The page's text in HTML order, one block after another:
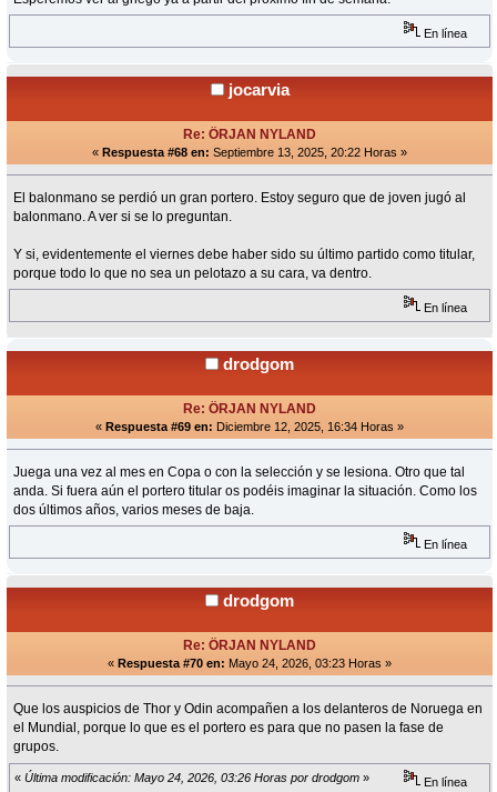
En línea
jocarvia
Re: ÖRJAN NYLAND
« Respuesta #68 en: Septiembre 13, 2025, 20:22 Horas »
El balonmano se perdió un gran portero. Estoy seguro que de joven jugó al
balonmano. A ver si se lo preguntan.
Y si, evidentemente el viernes debe haber sido su último partido como titular,
porque todo lo que no sea un pelotazo a su cara, va dentro.
En línea
drodgom
Re: ÖRJAN NYLAND
« Respuesta #69 en: Diciembre 12, 2025, 16:34 Horas »
Juega una vez al mes en Copa o con la selección y se lesiona. Otro que tal
anda. Si fuera aún el portero titular os podéis imaginar la situación. Como los
dos últimos años, varios meses de baja.
En línea
drodgom
Re: ÖRJAN NYLAND
« Respuesta #70 en: Mayo 24, 2026, 03:23 Horas »
Que los auspicios de Thor y Odin acompañen a los delanteros de Noruega en
el Mundial, porque lo que es el portero es para que no pasen la fase de
grupos.
« Última modificación: Mayo 24, 2026, 03:26 Horas por drodgom » En línea